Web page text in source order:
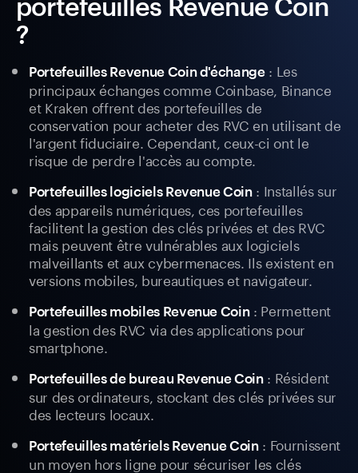
portefeuilles Revenue Coin
?
Portefeuilles Revenue Coin d'échange: Les
principaux échanges comme Coinbase, Binance
et Kraken offrent des portefeuilles de
conservation pour acheter des RVC en utilisant de
l'argent fiduciaire. Cependant, ceux-ci ont le
risque de perdre l'accès au compte.
Portefeuilles logiciels Revenue Coin: Installés sur
des appareils numériques, ces portefeuilles
facilitent la gestion des clés privées et des RVC
mais peuvent être vulnérables aux logiciels
malveillants et aux cybermenaces. Ils existent en
versions mobiles, bureautiques et navigateur.
Portefeuilles mobiles Revenue Coin: Permettent
la gestion des RVC via des applications pour
smartphone.
Portefeuilles de bureau Revenue Coin: Résident
sur des ordinateurs, stockant des clés privées sur
des lecteurs locaux.
Portefeuilles matériels Revenue Coin: Fournissent
un moyen hors ligne pour sécuriser les clés